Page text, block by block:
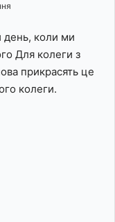
день, коли ми
Для колеги з
прикрасять це
колеги.